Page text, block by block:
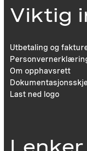
Viktig
Utbetaling og
Om opphavsrett
Last ned logo